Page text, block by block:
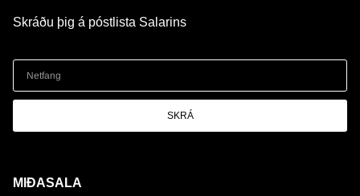
Skráðu þig á póstlista Salarins
SKRÁ
MIÐASALA